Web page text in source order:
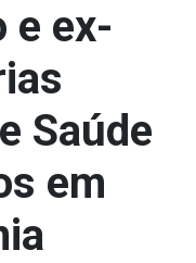
e ex-
Saúde
em